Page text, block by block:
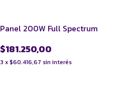
Panel 200W Full Spectrum
$181.250,00
3 x$60.416,67 sin interés